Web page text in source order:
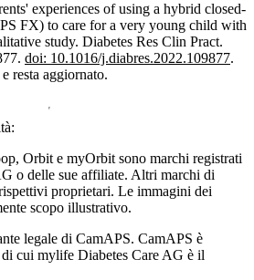
experiences of using a hybrid closed-
FX) to care for a very young child with
study. Diabetes Res Clin Pract.
doi: 10.1016/j.diabres.2022.109877.
resta aggiornato.
Orbit e myOrbit sono marchi registrati
o delle sue affiliate. Altri marchi di
proprietari. Le immagini dei
scopo illustrativo.
legale di CamAPS. CamAPS è
cui mylife Diabetes Care AG è il